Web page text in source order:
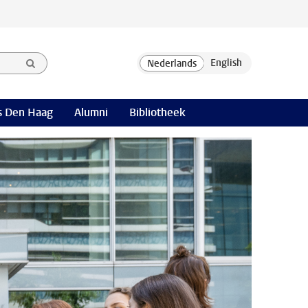
Den Haag Alumni Bibliotheek